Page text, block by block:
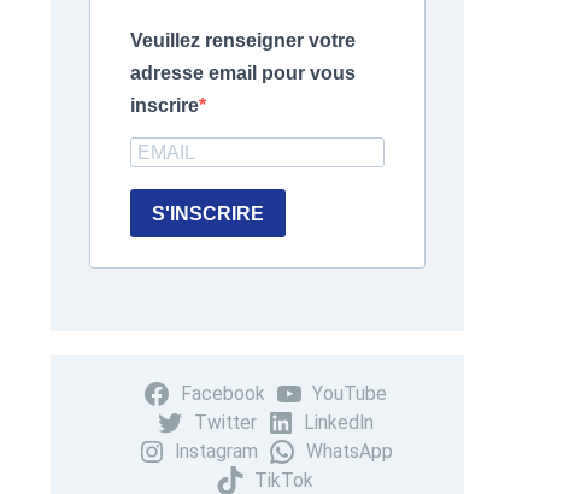
Veuillez renseigner votre
adresse email pour vous
inscrire
S'INSCRIRE
Facebook
YouTube
Twitter
LinkedIn
Instagram
WhatsApp
TikTok